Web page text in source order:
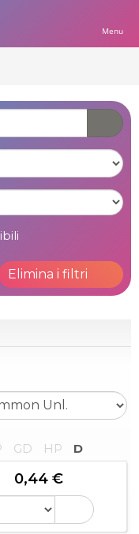
Menu
Elimina i filtri
GD HP D
0,44 €